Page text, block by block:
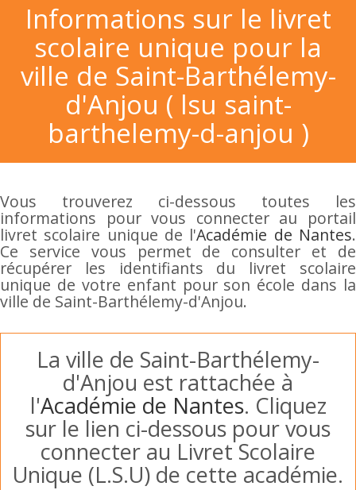
Informations sur le livret
scolaire unique pour la
ville de Saint-Barthélemy-
d'Anjou ( lsu saint-
barthelemy-d-anjou )
Vous trouverez ci-dessous toutes les
informations pour vous connecter au portail
livret scolaire unique de l'Académie de Nantes.
Ce service vous permet de consulter et de
récupérer les identifiants du livret scolaire
unique de votre enfant pour son école dans la
ville de Saint-Barthélemy-d'Anjou.
La ville de Saint-Barthélemy-
d'Anjou est rattachée à
l'Académie de Nantes. Cliquez
sur le lien ci-dessous pour vous
connecter au Livret Scolaire
Unique (L.S.U) de cette académie.